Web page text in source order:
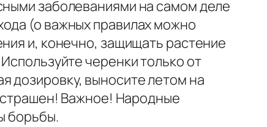
заболеваниями на самом деле
(о важных правилах можно
и, конечно, защищать растение
черенки только от
дозировку, выносите летом на
страшен! Важное! Народные
борьбы.